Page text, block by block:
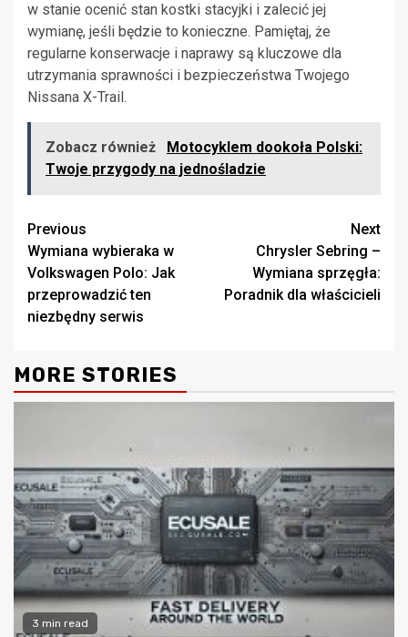
w stanie ocenić stan kostki stacyjki i zalecić jej
wymianę, jeśli będzie to konieczne. Pamiętaj, że
regularne konserwacje i naprawy są kluczowe dla
utrzymania sprawności i bezpieczeństwa Twojego
Nissana X-Trail.
Zobacz również
Motocyklem dookoła Polski:
Twoje przygody na jednośladzie
Continue
Reading
Previous
Wymiana wybieraka w
Volkswagen Polo: Jak
przeprowadzić ten
niezbędny serwis
Next
Chrysler Sebring –
Wymiana sprzęgła:
Poradnik dla właścicieli
MORE STORIES
3 min read